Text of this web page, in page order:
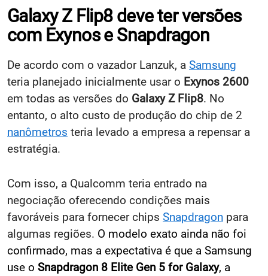
Galaxy Z Flip8 deve ter versões
com Exynos e Snapdragon
De acordo com o vazador Lanzuk, a Samsung
teria planejado inicialmente usar o Exynos 2600
em todas as versões do Galaxy Z Flip8. No
entanto, o alto custo de produção do chip de 2
nanômetros teria levado a empresa a repensar a
estratégia.
Com isso, a Qualcomm teria entrado na
negociação oferecendo condições mais
favoráveis para fornecer chips Snapdragon para
algumas regiões. O modelo exato ainda não foi
confirmado, mas a expectativa é que a Samsung
use o Snapdragon 8 Elite Gen 5 for Galaxy, a